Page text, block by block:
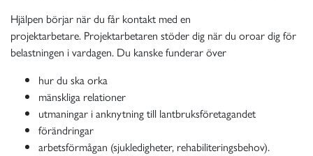
Hjälpen börjar när du får kontakt med en
projektarbetare. Projektarbetaren stöder dig när du oroar dig för
belastningen i vardagen. Du kanske funderar över
hur du ska orka
mänskliga relationer
utmaningar i anknytning till lantbruksföretagandet
förändringar
arbetsförmågan (sjukledigheter, rehabiliteringsbehov).